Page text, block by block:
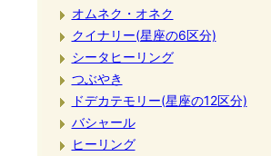
オムネク・オネク
クイナリー(星座の6区分)
シータヒーリング
つぶやき
ドデカテモリー(星座の12区分)
バシャール
ヒーリング